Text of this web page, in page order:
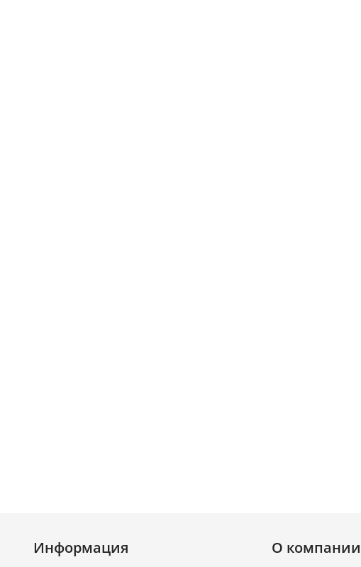
Информация О компании